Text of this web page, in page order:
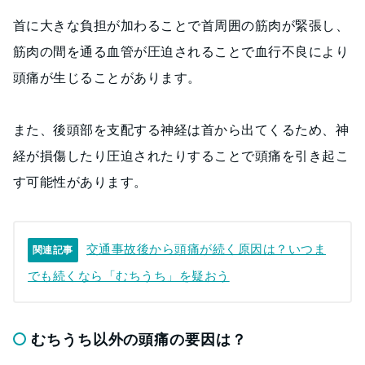
首に大きな負担が加わることで首周囲の筋肉が緊張し、
筋肉の間を通る血管が圧迫されることで血行不良により
頭痛が生じることがあります。
また、後頭部を支配する神経は首から出てくるため、神
経が損傷したり圧迫されたりすることで頭痛を引き起こ
す可能性があります。
関連記事
交通事故後から頭痛が続く原因は？いつま
でも続くなら「むちうち」を疑おう
むちうち以外の頭痛の要因は？